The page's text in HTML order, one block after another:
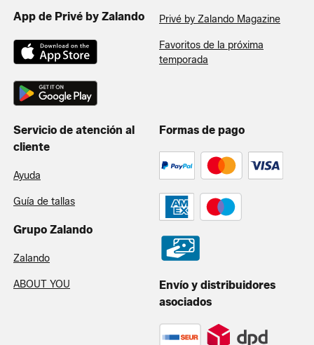
App de Privé by Zalando Privé by Zalando Magazine
Favoritos de la próxima
temporada
Servicio de atención al
cliente
Ayuda
Guía de tallas
Grupo Zalando
Zalando
ABOUT YOU
Formas de pago
Envío y distribuidores
asociados